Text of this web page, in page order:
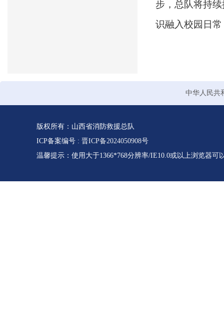
步，总队将持
识融入校园日
中华人民共
版权所有：山西省消防救援总队
ICP备案编号 : 晋ICP备2024050908号
温馨提示：使用大于1366*768分辨率/IE10.0或以上浏览器可